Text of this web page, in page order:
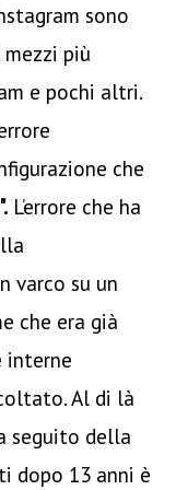
sono
più
e pochi altri.
che
L’errore che ha
varco su un
che era già
interne
Al di là
seguito della
dopo 13 anni è